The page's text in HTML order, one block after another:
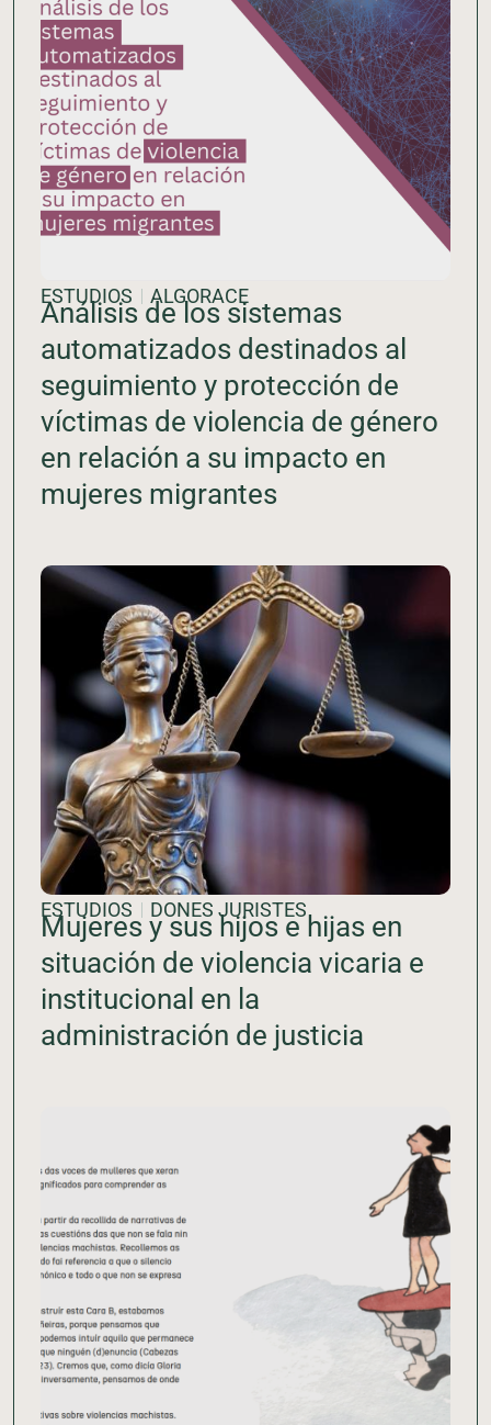
ESTUDIOS ALGORACE
Análisis de los sistemas
automatizados destinados al
seguimiento y protección de
víctimas de violencia de género
en relación a su impacto en
mujeres migrantes
ESTUDIOS DONES JURISTES
Mujeres y sus hijos e hijas en
situación de violencia vicaria e
institucional en la
administración de justicia